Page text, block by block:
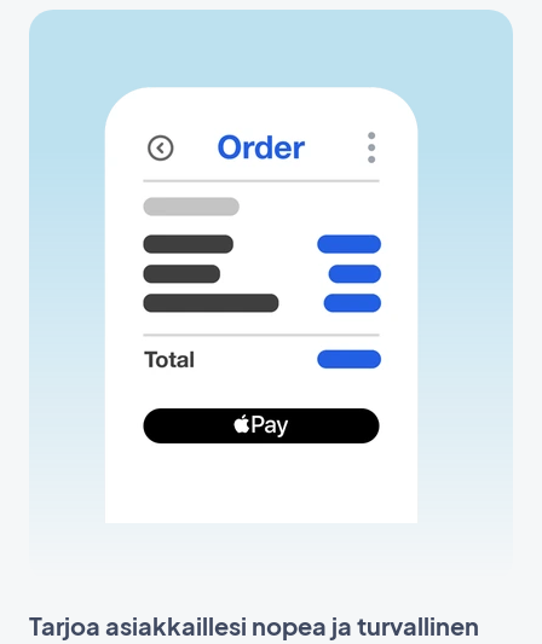
Tarjoa asiakkaillesi nopea ja turvallinen